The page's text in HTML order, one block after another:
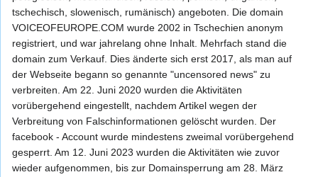
tschechisch, slowenisch, rumänisch) angeboten. Die domain
VOICEOFEUROPE.COM wurde 2002 in Tschechien anonym
registriert, und war jahrelang ohne Inhalt. Mehrfach stand die
domain zum Verkauf. Dies änderte sich erst 2017, als man auf
der Webseite begann so genannte "uncensored news" zu
verbreiten. Am 22. Juni 2020 wurden die Aktivitäten
vorübergehend eingestellt, nachdem Artikel wegen der
Verbreitung von Falschinformationen gelöscht wurden. Der
facebook - Account wurde mindestens zweimal vorübergehend
gesperrt. Am 12. Juni 2023 wurden die Aktivitäten wie zuvor
wieder aufgenommen, bis zur Domainsperrung am 28. März